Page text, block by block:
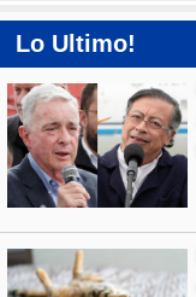
Lo Ultimo!